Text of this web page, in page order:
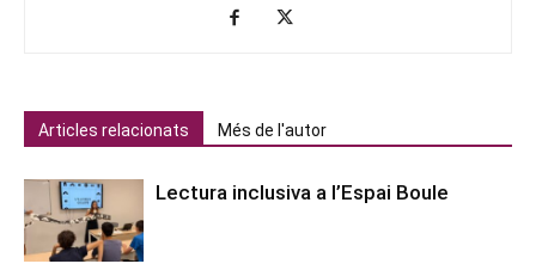
Articles relacionats Més de l'autor
Lectura inclusiva a l’Espai Boule